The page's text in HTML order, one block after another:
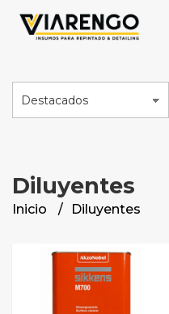
Diluyentes
Inicio Diluyentes